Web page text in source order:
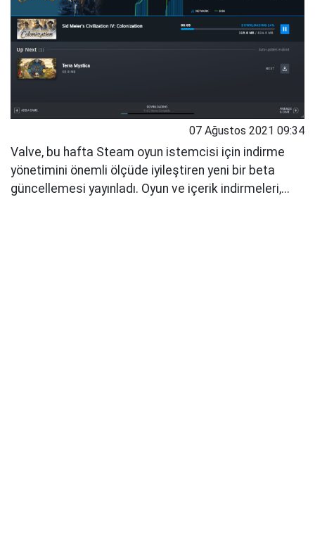
07 Ağustos 2021 09:34
Valve, bu hafta Steam oyun istemcisi için indirme
yönetimini önemli ölçüde iyileştiren yeni bir beta
güncellemesi yayınladı. Oyun ve içerik indirmeleri,...